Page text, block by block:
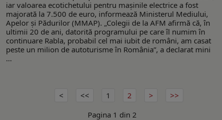
iar valoarea ecotichetului pentru mașinile electrice a fost
majorată la 7.500 de euro, informează Ministerul Mediului,
Apelor și Pădurilor (MMAP). „Colegii de la AFM afirmă că, în
ultimii 20 de ani, datorită programului pe care îl numim în
continuare Rabla, probabil cel mai iubit de români, am casat
peste un milion de autoturisme în România”, a declarat mini
...
1
2
Pagina 1 din 2